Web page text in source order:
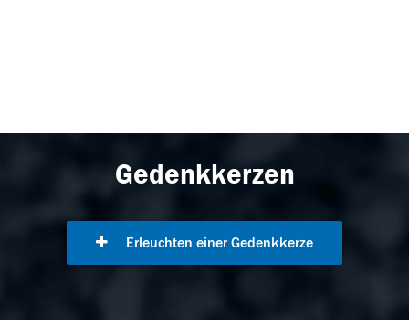
Gedenkkerzen
Erleuchten einer Gedenkkerze